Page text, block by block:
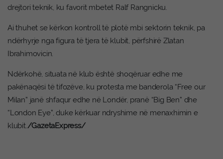
drejtori teknik, ku favorit mbetet Ralf Rangnicku.
Ai thuhet se kërkon kontroll të plotë mbi sektorin teknik, pa
ndërhyrje nga figura të tjera të klubit, përfshirë Zlatan
Ibrahimovicin.
Ndërkohë, situata në klub është shoqëruar edhe me
pakënaqësi të tifozëve, ku protesta me banderola “Free our
Milan” janë shfaqur edhe në Londër, pranë “Big Ben” dhe
“London Eye”, duke kërkuar ndryshime në menaxhimin e
klubit./GazetaExpress/